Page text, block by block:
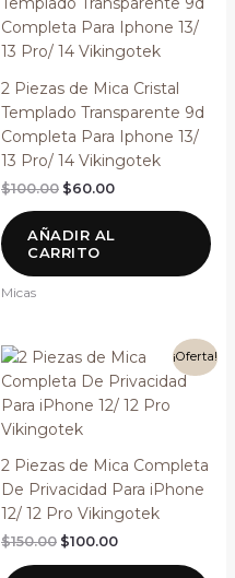
2 Piezas de Mica Cristal
Templado Transparente 9d
Completa Para Iphone 13/
13 Pro/ 14 Vikingotek
$100.00
original
era:
$100.00.
$60.00
actual
es:
$60.00.
AÑADIR AL
CARRITO
Micas
¡Oferta!
2 Piezas de Mica Completa
De Privacidad Para iPhone
12/ 12 Pro Vikingotek
$150.00
El
original
era:
$150.00.
$100.00
El
actual
es: